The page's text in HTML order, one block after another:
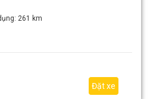
261 km
Đặt xe